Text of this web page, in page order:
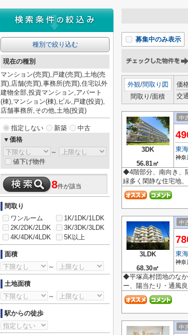
募集中のみ表示
外観/間取り図
間取り/面積
価
交
3DK
56.81㎡
中
東
神奈
◆4階部分、南向き、
緑多く閑静な住宅地
3LDK
68.30㎡
中
東
神奈
◆平塚高村団地のな
ー、陽当たり・通風
中
種別で絞り込む
現在の種別
マンション(売買),戸建(売買),土地(売
買),店舗(売買),事務所(売買),住宅以外
建物全部,投資マンション,アパート
(棟),マンション(棟),ビル,戸建(投資),
店舗事務所,その他,土地(投資)
指定しない 新築
中古
▼価格
～
値下げ物件
8件が該当
間取り
ワンルーム
1K/1DK/1LDK
2K/2DK/2LDK
3K/3DK/3LDK
4K/4DK/4LDK
5K以上
面積
～
土地面積
～
駅からの徒歩